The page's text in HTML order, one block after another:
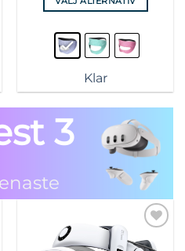
här
produkten
flera
olika
alternativen
kan
väljas
på
produktsidan
Klar
3
Lägg till i